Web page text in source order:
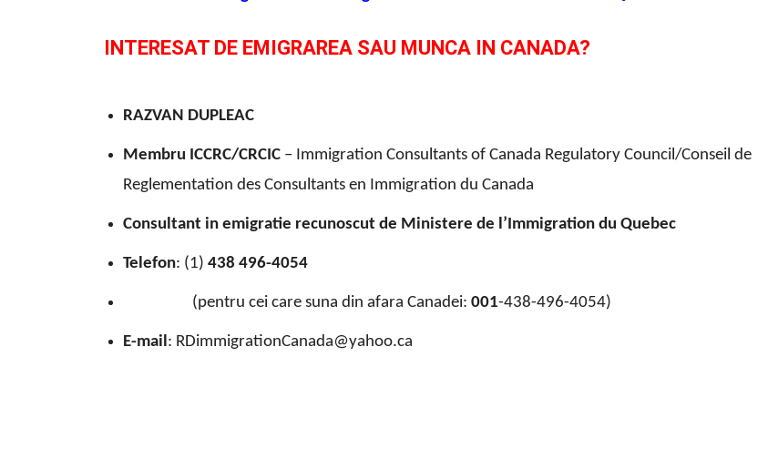
INTERESAT DE EMIGRAREA SAU MUNCA IN CANADA?
RAZVAN DUPLEAC
Membru ICCRC/CRCIC – Immigration Consultants of Canada Regulatory Council/Conseil de
Reglementation des Consultants en Immigration du Canada
Consultant in emigratie recunoscut de Ministere de l’Immigration du Quebec
Telefon: (1) 438 496-4054
(pentru cei care suna din afara Canadei: 001-438-496-4054)
E-mail: RDimmigrationCanada@yahoo.ca